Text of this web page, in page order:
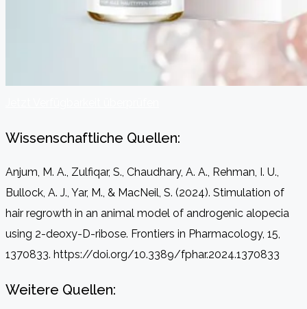
Wissenschaftliche Quellen:
Anjum, M. A., Zulfiqar, S., Chaudhary, A. A., Rehman, I. U.,
Bullock, A. J., Yar, M., & MacNeil, S. (2024). Stimulation of
hair regrowth in an animal model of androgenic alopecia
using 2-deoxy-D-ribose. Frontiers in Pharmacology, 15,
1370833. https://doi.org/10.3389/fphar.2024.1370833
Weitere Quellen: